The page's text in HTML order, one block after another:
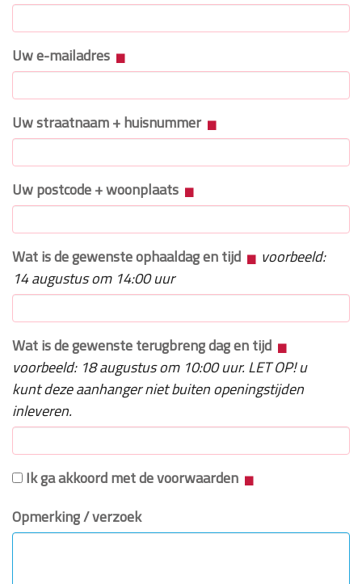
Uw e-mailadres
Uw straatnaam + huisnummer
Uw postcode + woonplaats
Wat is de gewenste ophaaldag en tijd
voorbeeld:
14 augustus om 14:00 uur
Wat is de gewenste terugbreng dag en tijd
voorbeeld: 18 augustus om 10:00 uur. LET OP! u
kunt deze aanhanger niet buiten openingstijden
inleveren.
Ik ga akkoord met de voorwaarden
Opmerking / verzoek